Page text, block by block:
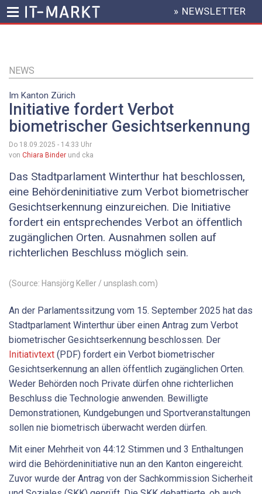
Inhalt
HEADER
MENU
» NEWSLETTER
NEWS
Im Kanton Zürich
Initiative fordert Verbot
biometrischer Gesichtserkennung
Do 18.09.2025 - 14:33 Uhr
von Chiara Binder und cka
Das Stadtparlament Winterthur hat beschlossen,
eine Behördeninitiative zum Verbot biometrischer
Gesichtserkennung einzureichen. Die Initiative
fordert ein entsprechendes Verbot an öffentlich
zugänglichen Orten. Ausnahmen sollen auf
richterlichen Beschluss möglich sein.
(Source: Hansjörg Keller / unsplash.com)
An der Parlamentssitzung vom 15. September 2025 hat das
Stadtparlament Winterthur über einen Antrag zum Verbot
biometrischer Gesichtserkennung beschlossen. Der
Initiativtext (PDF) fordert ein Verbot biometrischer
Gesichtserkennung an allen öffentlich zugänglichen Orten.
Weder Behörden noch Private dürfen ohne richterlichen
Beschluss die Technologie anwenden. Bewilligte
Demonstrationen, Kundgebungen und Sportveranstaltungen
sollen nie biometrisch überwacht werden dürfen.
Mit einer Mehrheit von 44:12 Stimmen und 3 Enthaltungen
wird die Behördeninitiative nun an den Kanton eingereicht.
Zuvor wurde der Antrag von der Sachkommission Sicherheit